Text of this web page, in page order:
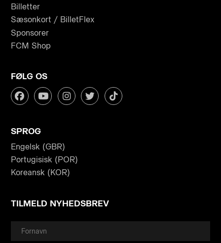
Billetter
Sæsonkort / BilletFlex
Sponsorer
FCM Shop
FØLG OS
SPROG
Engelsk (GBR)
Portugisisk (POR)
Koreansk (KOR)
TILMELD NYHEDSBREV